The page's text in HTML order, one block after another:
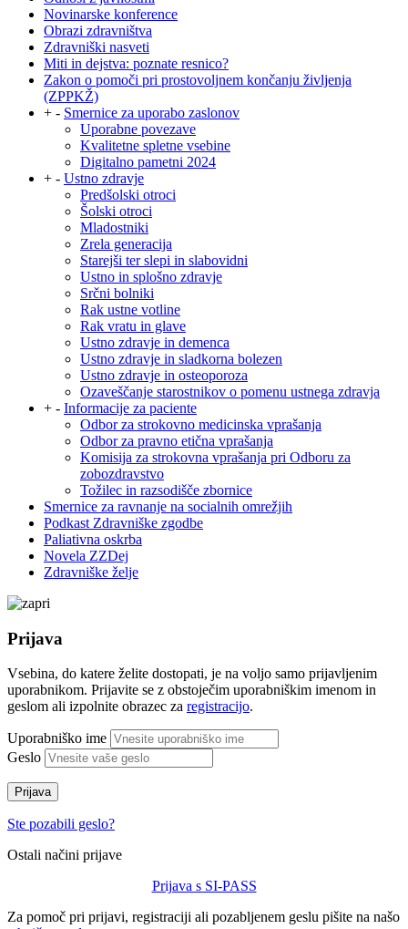
Novinarske konference
Obrazi zdravništva
Zdravniški nasveti
Miti in dejstva: poznate resnico?
Zakon o pomoči pri prostovoljnem končanju življenja
(ZPPKŽ)
+ - Smernice za uporabo zaslonov
Uporabne povezave
Kvalitetne spletne vsebine
Digitalno pametni 2024
+ - Ustno zdravje
Predšolski otroci
Šolski otroci
Mladostniki
Zrela generacija
Starejši ter slepi in slabovidni
Ustno in splošno zdravje
Srčni bolniki
Rak ustne votline
Rak vratu in glave
Ustno zdravje in demenca
Ustno zdravje in sladkorna bolezen
Ustno zdravje in osteoporoza
Ozaveščanje starostnikov o pomenu ustnega zdravja
+ - Informacije za paciente
Odbor za strokovno medicinska vprašanja
Odbor za pravno etična vprašanja
Komisija za strokovna vprašanja pri Odboru za
zobozdravstvo
Tožilec in razsodišče zbornice
Smernice za ravnanje na socialnih omrežjih
Podkast Zdravniške zgodbe
Paliativna oskrba
Novela ZZDej
Zdravniške želje
Prijava
Vsebina, do katere želite dostopati, je na voljo samo prijavljenim
uporabnikom. Prijavite se z obstoječim uporabniškim imenom in
geslom ali izpolnite obrazec za registracijo.
Uporabniško ime
Geslo
Prijava
Ste pozabili geslo?
Ostali načini prijave
Prijava s SI-PASS
Za pomoč pri prijavi, registraciji ali pozabljenem geslu pišite na našo